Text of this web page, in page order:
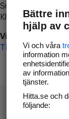
Surfa till
Klicka påTillbaka-
Vi beklagar
Till startsidan
Bättre
hjälp av
Vi och våra
information
av
tjänster.
Hitta.se och
följande: